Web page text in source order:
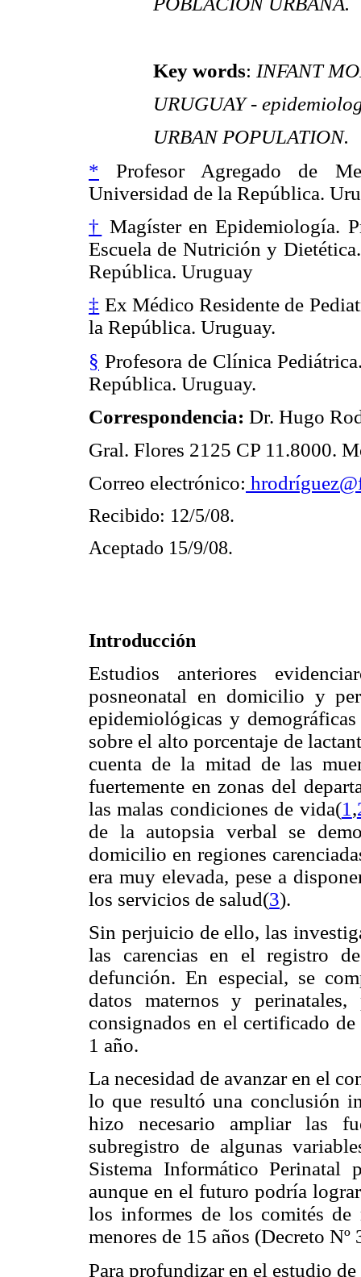
Key words: INFANT
URUGUAY -
URBAN POPULATION.
* Profesor Agregado de
Universidad de la República.
† Magíster en Epidemiología.
Escuela de Nutrición y
República. Uruguay
‡ Ex Médico Residente de
la República. Uruguay.
§ Profesora de Clínica
República. Uruguay.
Correspondencia: Dr. Hugo
Gral. Flores 2125 CP 11.8000.
Correo electrónico:
Recibido: 12/5/08.
Aceptado 15/9/08.
Introducción
Estudios anteriores
posneonatal en domicilio y
epidemiológicas y
sobre el alto porcentaje de
cuenta de la mitad de las
fuertemente en zonas del
las malas condiciones de vida(1 ,
de la autopsia verbal se
domicilio en regiones
era muy elevada, pese a
los servicios de salud(3).
Sin perjuicio de ello, las
las carencias en el registro
defunción. En especial, se
datos maternos y perinatales,
consignados en el certificado
1 año.
La necesidad de avanzar en el
lo que resultó una conclusión
hizo necesario ampliar las
subregistro de algunas
Sistema Informático Perinatal
aunque en el futuro podría
los informes de los comités
menores de 15 años (Decreto Nº
Para profundizar en el estudio